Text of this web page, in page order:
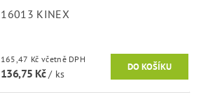
16013 KINEX
165,47 Kč včetně DPH
136,75 Kč/ ks